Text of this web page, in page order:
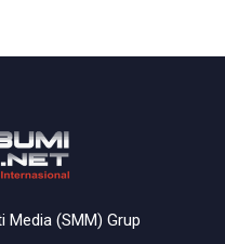
Media (SMM) Grup